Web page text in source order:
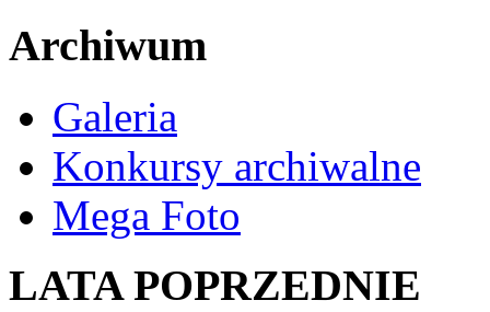
Archiwum
Galeria
Konkursy archiwalne
Mega Foto
LATA POPRZEDNIE